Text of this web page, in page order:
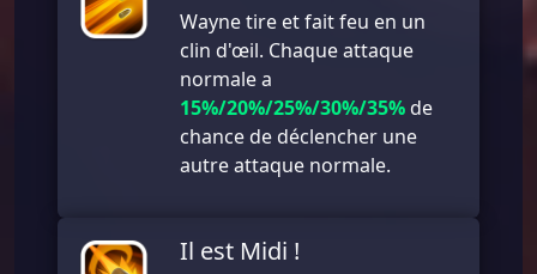
Wayne tire et fait feu en un
clin d'œil. Chaque attaque
normale a
15%/20%/25%/30%/35% de
chance de déclencher une
autre attaque normale.
Il est Midi !